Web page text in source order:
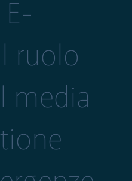
ruolo
media